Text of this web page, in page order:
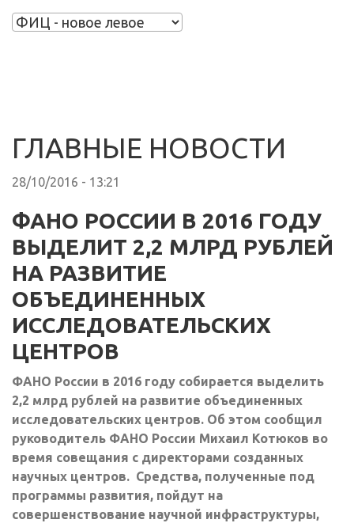
ГЛАВНЫЕ НОВОСТИ
28/10/2016 - 13:21
ФАНО РОССИИ В 2016 ГОДУ
ВЫДЕЛИТ 2,2 МЛРД РУБЛЕЙ
НА РАЗВИТИЕ
ОБЪЕДИНЕННЫХ
ИССЛЕДОВАТЕЛЬСКИХ
ЦЕНТРОВ
ФАНО России в 2016 году собирается выделить
2,2 млрд рублей на развитие объединенных
исследовательских центров. Об этом сообщил
руководитель ФАНО России Михаил Котюков во
время совещания с директорами созданных
научных центров. Средства, полученные под
программы развития, пойдут на
совершенствование научной инфраструктуры,